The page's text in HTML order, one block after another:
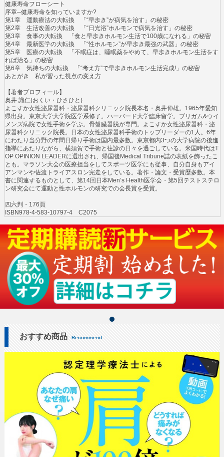
健康寿命フローシート
序章--健康寿命を知っていますか?
第1章 運動療法の大転換 「“早歩き”が病気を治す」の秘密
第2章 生活改善の大転換 「“日光浴”ホルモンで病気を治す」の秘密
第3章 食事の大転換 「食と早歩きホルモン生活で100歳になれる」の秘密
第4章 最新医学の大転換 「“性ホルモン”が早歩き最強の武器」の秘密
第5章 医療の大転換 「不眠症は、睡眠薬をやめて、早歩きホルモン生活をす
れば治る」の秘密
第6章 気持ちの大転換 「“考え方”で早歩きホルモン生活完成!」の秘密
あとがき 私が習った視点の変え方
【著者プロフィール】
奥井 識仁(おくい・ひさひと)
よこすか女性泌尿器科・泌尿器科クリニック院長本名・奥井伸雄。1965年愛知
県出身。東京大学大学院医学系修了。ハーバード大学臨床留学。ブリガム&ウイ
メンズ病院で女性手術を学ぶ。骨盤臓器脱が専門。よこすか女性泌尿器科・泌
尿器科クリニック院長。日本の女性泌尿器科手術のトップリーダーの1人。6年
にわたり当分野の年間日帰り手術は国内最多数。東京都内3つの大学病院の後進
指導にあたりながら、横須賀で手術と往診の日々を過ごしている。米国時代はT
OP OPINION LEADERに選出され、帰国後Medical Tribune誌の表紙を飾ったこ
とも。マラソン大会の医療担当をしてスポーツ医学にも従事、自分自身もアイ
アンマンや佐渡トライアスロン完走をしている。著作・論文・受賞歴多数。本
書に関連するものとして、第14回日本Men’s Health医学会・第5回テストステロ
ン研究会にて運動と性ホルモンの研究での会長賞を受賞。
四六判・176頁
ISBN978-4-583-10797-4 C2075
おすすめ商品 Recommend